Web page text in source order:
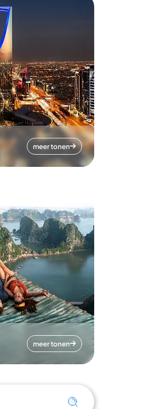
meer tonen
meer tonen